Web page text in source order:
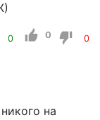
0 0 0
на